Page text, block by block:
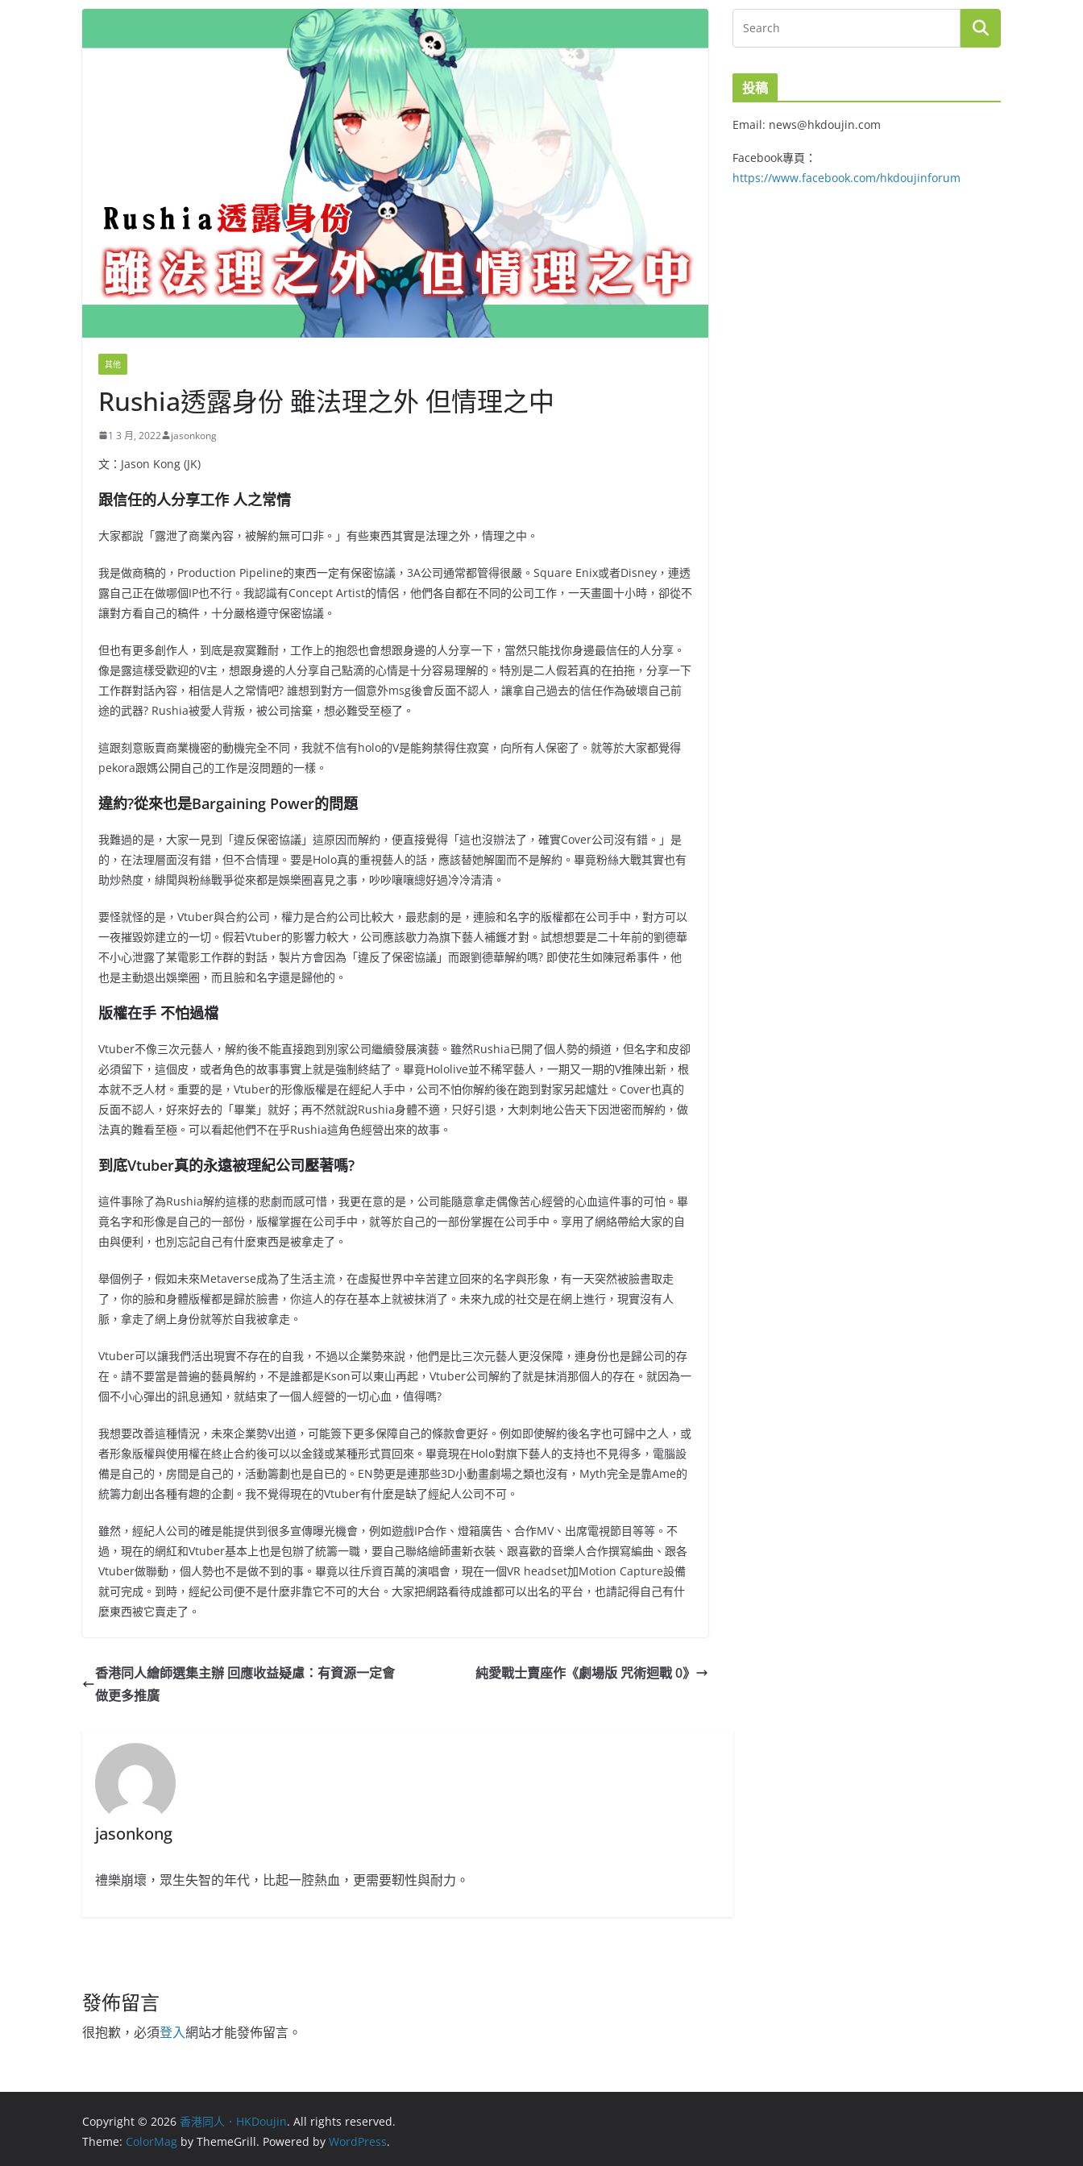
其他
Rushia透露身份 雖法理之外 但情理之中
1 3 月, 2022 jasonkong
文：Jason Kong (JK)
跟信任的人分享工作 人之常情
大家都說「露泄了商業內容，被解約無可口非。」有些東西其實是法理之外，情理之中。
我是做商稿的，Production Pipeline的東西一定有保密協議，3A公司通常都管得很嚴。Square Enix或者Disney，連透
露自己正在做哪個IP也不行。我認識有Concept Artist的情侶，他們各自都在不同的公司工作，一天畫圖十小時，卻從不
讓對方看自己的稿件，十分嚴格遵守保密協議。
但也有更多創作人，到底是寂寞難耐，工作上的抱怨也會想跟身邊的人分享一下，當然只能找你身邊最信任的人分享。
像是露這樣受歡迎的V主，想跟身邊的人分享自己點滴的心情是十分容易理解的。特別是二人假若真的在拍拖，分享一下
工作群對話內容，相信是人之常情吧? 誰想到對方一個意外msg後會反面不認人，讓拿自己過去的信任作為破壞自己前
途的武器? Rushia被愛人背叛，被公司捨棄，想必難受至極了。
這跟刻意販賣商業機密的動機完全不同，我就不信有holo的V是能夠禁得住寂寞，向所有人保密了。就等於大家都覺得
pekora跟媽公開自己的工作是沒問題的一樣。
違約?從來也是Bargaining Power的問題
我難過的是，大家一見到「違反保密協議」這原因而解約，便直接覺得「這也沒辦法了，確實Cover公司沒有錯。」是
的，在法理層面沒有錯，但不合情理。要是Holo真的重視藝人的話，應該替她解圍而不是解約。畢竟粉絲大戰其實也有
助炒熱度，緋聞與粉絲戰爭從來都是娛樂圈喜見之事，吵吵嚷嚷總好過冷冷清清。
要怪就怪的是，Vtuber與合約公司，權力是合約公司比較大，最悲劇的是，連臉和名字的版權都在公司手中，對方可以
一夜摧毀妳建立的一切。假若Vtuber的影響力較大，公司應該歇力為旗下藝人補鑊才對。試想想要是二十年前的劉德華
不小心泄露了某電影工作群的對話，製片方會因為「違反了保密協議」而跟劉德華解約嗎? 即使花生如陳冠希事件，他
也是主動退出娛樂圈，而且臉和名字還是歸他的。
版權在手 不怕過檔
Vtuber不像三次元藝人，解約後不能直接跑到別家公司繼續發展演藝。雖然Rushia已開了個人勢的頻道，但名字和皮卻
必須留下，這個皮，或者角色的故事事實上就是強制終結了。畢竟Hololive並不稀罕藝人，一期又一期的V推陳出新，根
本就不乏人材。重要的是，Vtuber的形像版權是在經紀人手中，公司不怕你解約後在跑到對家另起爐灶。Cover也真的
反面不認人，好來好去的「畢業」就好；再不然就說Rushia身體不適，只好引退 ，大刺刺地公告天下因泄密而解約，做
法真的難看至極。可以看起他們不在乎Rushia這角色經營出來的故事。
到底Vtuber真的永遠被理紀公司壓著嗎?
這件事除了為Rushia解約這樣的悲劇而感可惜，我更在意的是，公司能隨意拿走偶像苦心經營的心血這件事的可怕。畢
竟名字和形像是自己的一部份，版權掌握在公司手中，就等於自己的一部份掌握在公司手中。享用了網絡帶給大家的自
由與便利，也別忘記自己有什麼東西是被拿走了。
舉個例子，假如未來Metaverse成為了生活主流，在虛擬世界中辛苦建立回來的名字與形象，有一天突然被臉書取走
了，你的臉和身體版權都是歸於臉書，你這人的存在基本上就被抹消了。未來九成的社交是在網上進行，現實沒有人
脈，拿走了網上身份就等於自我被拿走。
Vtuber可以讓我們活出現實不存在的自我，不過以企業勢來說，他們是比三次元藝人更沒保障，連身份也是歸公司的存
在。請不要當是普遍的藝員解約，不是誰都是Kson可以東山再起，Vtuber公司解約了就是抹消那個人的存在。就因為一
個不小心彈出的訊息通知，就結束了一個人經營的一切心血，值得嗎?
我想要改善這種情況，未來企業勢V出道，可能簽下更多保障自己的條款會更好。例如即使解約後名字也可歸中之人，或
者形象版權與使用權在終止合約後可以以金錢或某種形式買回來。畢竟現在Holo對旗下藝人的支持也不見得多，電腦設
備是自己的，房間是自己的，活動籌劃也是自已的。EN勢更是連那些3D小動畫劇場之類也沒有，Myth完全是靠Ame的
統籌力創出各種有趣的企劃。我不覺得現在的Vtuber有什麼是缺了經紀人公司不可。
雖然，經紀人公司的確是能提供到很多宣傳曝光機會，例如遊戲IP合作、燈箱廣告、合作MV、出席電視節目等等。不
過，現在的網紅和Vtuber基本上也是包辦了統籌一職，要自己聯絡繪師畫新衣裝、跟喜歡的音樂人合作撰寫編曲、跟各
Vtuber做聯動，個人勢也不是做不到的事。畢竟以往斥資百萬的演唱會，現在一個VR headset加Motion Capture設備
就可完成。到時，經紀公司便不是什麼非靠它不可的大台。大家把網路看待成誰都可以出名的平台，也請記得自己有什
麼東西被它賣走了。
香港同人繪師選集主辦 回應收益疑慮：有資源一定會
做更多推廣
純愛戰士賣座作《劇場版 咒術迴戰 0》
jasonkong
禮樂崩壞，眾生失智的年代，比起一腔熱血，更需要靭性與耐力。
發佈留言
很抱歉，必須登入網站才能發佈留言。
投稿
Email: news@hkdoujin.com
Facebook專頁：
https://www.facebook.com/hkdoujinforum
Copyright © 2026 香港同人．HKDoujin. All rights reserved.
Theme: ColorMag by ThemeGrill. Powered by WordPress.